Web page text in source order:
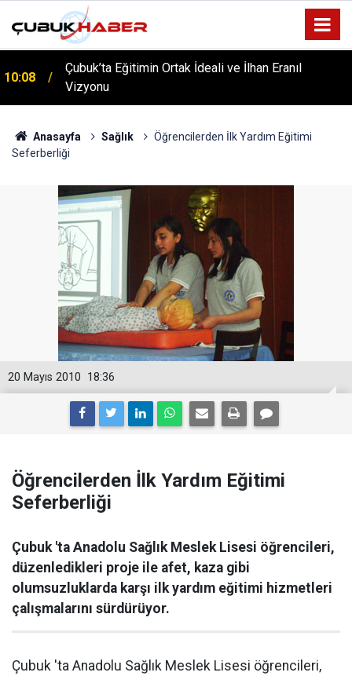
10:08
Çubuk’ta Eğitimin Ortak İdeali ve İlhan Eranıl
12:06
ÇUBUK’TA ‘YAZA MERHABA’ COŞKUSU: Kursiyerler
Gönüllerince Eğlendi!
Anasayfa Sağlık
Öğrencilerden İlk Yardım Eğitimi
Seferberliği
18:36
20 Mayıs 2010
Öğrencilerden İlk Yardım Eğitimi
Seferberliği
Çubuk 'ta Anadolu Sağlık Meslek Lisesi öğrencileri,
düzenledikleri proje ile afet, kaza gibi
olumsuzluklarda karşı ilk yardım eğitimi hizmetleri
çalışmalarını sürdürüyor.
Çubuk 'ta Anadolu Sağlık Meslek Lisesi öğrencileri,